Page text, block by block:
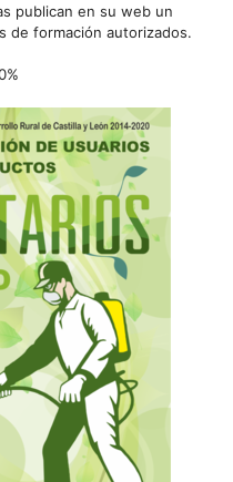
publican en su web un
de formación autorizados.